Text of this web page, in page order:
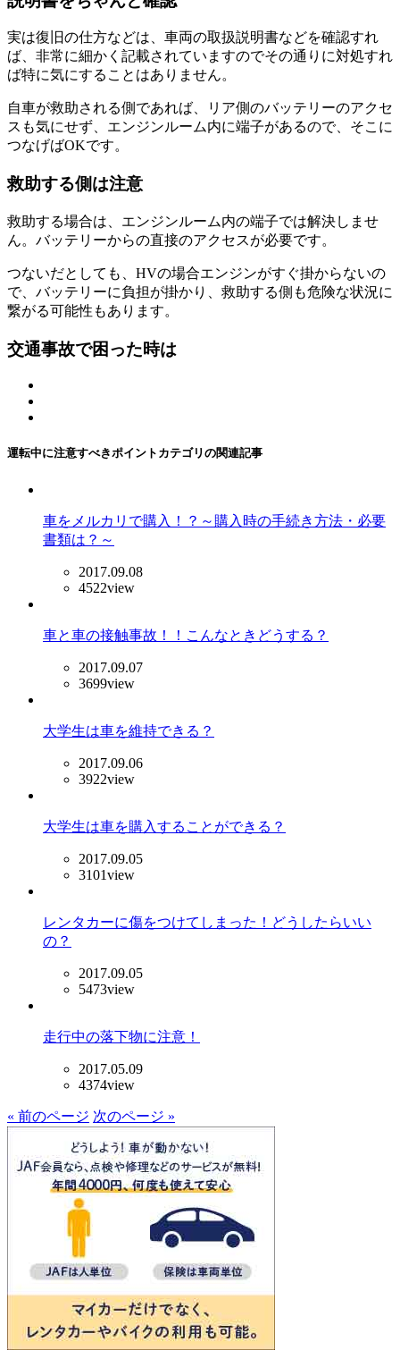
実は復旧の仕方などは、車両の取扱説明書などを確認すれ
ば、非常に細かく記載されていますのでその通りに対処すれ
ば特に気にすることはありません。
自車が救助される側であれば、リア側のバッテリーのアクセ
スも気にせず、エンジンルーム内に端子があるので、そこに
つなげばOKです。
救助する側は注意
救助する場合は、エンジンルーム内の端子では解決しませ
ん。バッテリーからの直接のアクセスが必要です。
つないだとしても、HVの場合エンジンがすぐ掛からないの
で、バッテリーに負担が掛かり、救助する側も危険な状況に
繋がる可能性もあります。
交通事故で困った時は
運転中に注意すべきポイントカテゴリの関連記事
車をメルカリで購入！？～購入時の手続き方法・必要
書類は？～
2017.09.08
4522view
車と車の接触事故！！こんなときどうする？
2017.09.07
3699view
大学生は車を維持できる？
2017.09.06
3922view
大学生は車を購入することができる？
2017.09.05
3101view
レンタカーに傷をつけてしまった！どうしたらいい
の？
2017.09.05
5473view
走行中の落下物に注意！
2017.05.09
4374view
« 前のページ 次のページ »